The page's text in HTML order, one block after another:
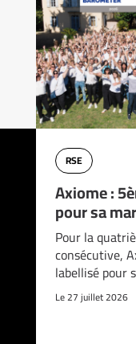
RSE
Axiome :
pour sa
Pour la
consécutive,
labellisé pour
Le 27 juillet 2026